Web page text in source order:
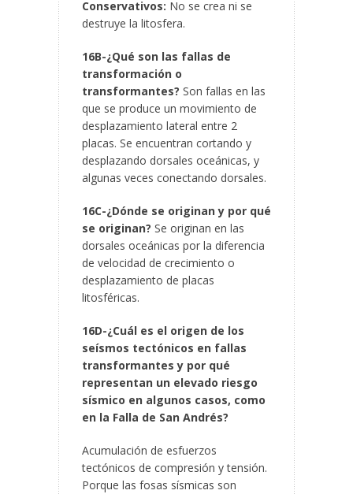
Conservativos: No se crea ni se
destruye la litosfera.
16B-¿Qué son las fallas de
transformación o
transformantes? Son fallas en las
que se produce un movimiento de
desplazamiento lateral entre 2
placas. Se encuentran cortando y
desplazando dorsales oceánicas, y
algunas veces conectando dorsales.
16C-¿Dónde se originan y por qué
se originan? Se originan en las
dorsales oceánicas por la diferencia
de velocidad de crecimiento o
desplazamiento de placas
litosféricas.
16D-¿Cuál es el origen de los
seísmos tectónicos en fallas
transformantes y por qué
representan un elevado riesgo
sísmico en algunos casos, como
en la Falla de San Andrés?
Acumulación de esfuerzos
tectónicos de compresión y tensión.
Porque las fosas sísmicas son